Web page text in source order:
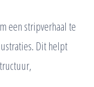
een stripverhaal te
Dit helpt